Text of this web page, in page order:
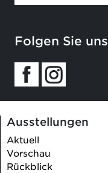
Folgen Sie uns
Ausstellungen
Aktuell
Vorschau
Rückblick